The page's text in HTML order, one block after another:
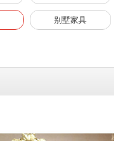
别墅家具